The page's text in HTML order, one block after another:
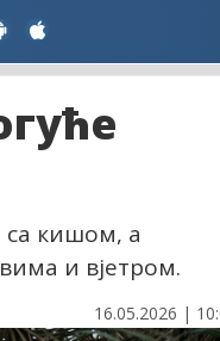
са кишом, а
и вјетром.
16.05.2026 |